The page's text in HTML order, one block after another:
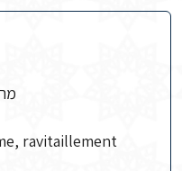
ravitaillement